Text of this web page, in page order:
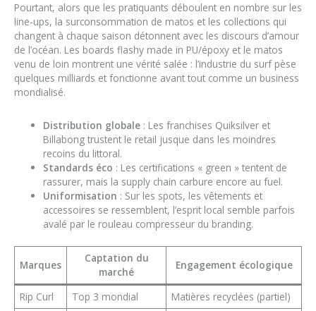
Pourtant, alors que les pratiquants déboulent en nombre sur les
line-ups, la surconsommation de matos et les collections qui
changent à chaque saison détonnent avec les discours d’amour
de l’océan. Les boards flashy made in PU/époxy et le matos
venu de loin montrent une vérité salée : l’industrie du surf pèse
quelques milliards et fonctionne avant tout comme un business
mondialisé.
Distribution globale : Les franchises Quiksilver et
Billabong trustent le retail jusque dans les moindres
recoins du littoral.
Standards éco : Les certifications « green » tentent de
rassurer, mais la supply chain carbure encore au fuel.
Uniformisation : Sur les spots, les vêtements et
accessoires se ressemblent, l’esprit local semble parfois
avalé par le rouleau compresseur du branding.
Marques
Captation du
marché
Engagement écologique
Rip Curl Top 3 mondial
Matières recyclées (partiel)